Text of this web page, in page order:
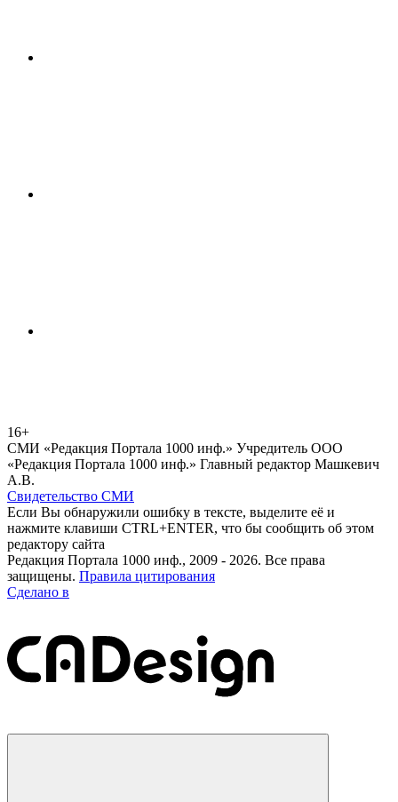
16+
СМИ «Редакция Портала 1000 инф.» Учредитель ООО
«Редакция Портала 1000 инф.» Главный редактор Машкевич
А.В.
Свидетельство СМИ
Если Вы обнаружили ошибку в тексте, выделите её и
нажмите клавиши CTRL+ENTER, что бы сообщить об этом
редактору сайта
Редакция Портала 1000 инф., 2009 - 2026. Все права
защищены. Правила цитирования
Сделано в